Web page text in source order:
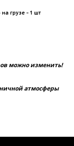
грузе - 1 шт
можно изменить!
атмосферы